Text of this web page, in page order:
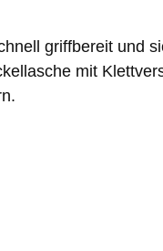
griffbereit und
mit